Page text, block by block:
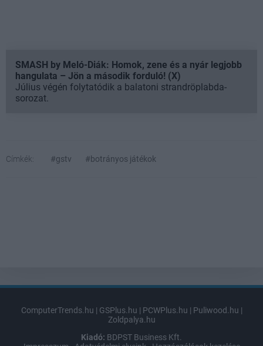
SMASH by Meló-Diák: Homok, zene és a nyár legjobb
hangulata – Jön a második forduló! (X)
Július végén folytatódik a balatoni strandröplabda-
sorozat.
Címkék: #gstv #botrányos játékok
ComputerTrends.hu | GSPlus.hu | PCWPlus.hu | Puliwood.hu |
Zoldpalya.hu
Kiadó: BDPST Business Kft.